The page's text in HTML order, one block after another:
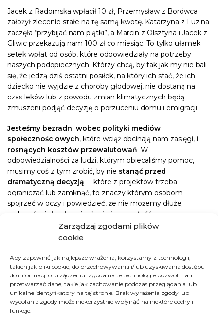
Zarządzaj zgodami plików
cookie
Aby zapewnić jak najlepsze wrażenia, korzystamy z technologii,
takich jak pliki cookie, do przechowywania i/lub uzyskiwania dostępu
do informacji o urządzeniu. Zgoda na te technologie pozwoli nam
przetwarzać dane, takie jak zachowanie podczas przeglądania lub
unikalne identyfikatory na tej stronie. Brak wyrażenia zgody lub
wycofanie zgody może niekorzystnie wpłynąć na niektóre cechy i
funkcje.
Jacek z Radomska wpłacił 10 zł, Przemysław z Borówca
założył zlecenie stałe na tę samą kwotę. Katarzyna z Luzina
zaczęła “przybijać nam piątki”, a Marcin z Olsztyna i Jacek z
Gliwic przekazują nam 100 zł co miesiąc. To tylko ułamek
setek wpłat od osób, które odpowiedziały na potrzeby
naszych podopiecznych. Którzy chcą, by tak jak my nie bali
się, że jedzą dziś ostatni posiłek, na który ich stać, że ich
dziecko nie wyjdzie z choroby głodowej, nie dostaną na
czas leków lub z powodu zmian klimatycznych będą
zmuszeni podjąć decyzję o porzuceniu domu i emigracji.
Jesteśmy bezradni wobec polityki mediów
społecznościowych, które wciąż obcinają nam zasięgi, i
rosnących kosztów przewalutowań. W
odpowiedzialności za ludzi, którym obiecaliśmy pomoc,
musimy coś z tym zrobić, by nie stanąć przed
dramatyczną decyzją – które z projektów trzeba
ograniczać lub zamknąć, to znaczy którym osobom
spojrzeć w oczy i powiedzieć, że nie możemy dłużej
walczyć o ich zdrowie, życie i przyszłość
Pora, by powiedzieć Wam o tym wprost
Wami budowaliśmy. O pacjentówjedynego w Rwandzie
hospicjum, małych i dużych podopiecznychośrodka
dożywiania w Kongu, które zanim do nas trafiły,
głodowały. Powalczmy orolniczy projekt w Burkina Faso
który karmi najbiedniejszych mieszkańców Gourcy i
odpowiada na najszybciej rozwijający się kryzys żywieniowy